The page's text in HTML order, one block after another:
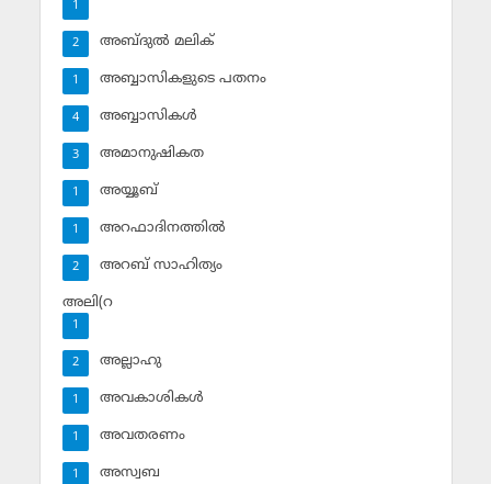
1
അബ്ദുല്‍ മലിക്‌
2
അബ്ബാസികളുടെ പതനം
1
അബ്ബാസികള്‍
4
അമാനുഷികത
3
അയ്യൂബ്‌
1
അറഫാദിനത്തില്‍
1
അറബ് സാഹിത്യം
2
അലി(റ
1
അല്ലാഹു
2
അവകാശികള്‍
1
അവതരണം
1
അസ്വബ
1